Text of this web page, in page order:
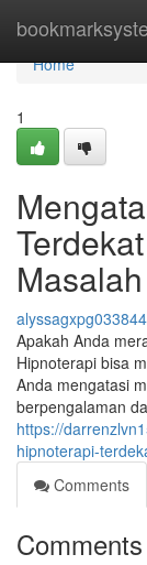
Home
Home
1
alyssagxpg033844
Apakah Anda
Hipnoterapi bisa
Anda mengatasi
berpengalaman
https://
hipnoterapi-
Comments
Comments